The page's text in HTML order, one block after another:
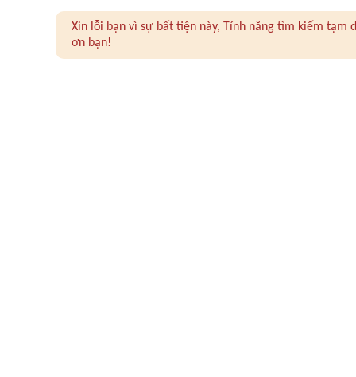
Xin lỗi bạn vì sự bất tiện này, Tính năng tìm kiếm
ơn bạn!